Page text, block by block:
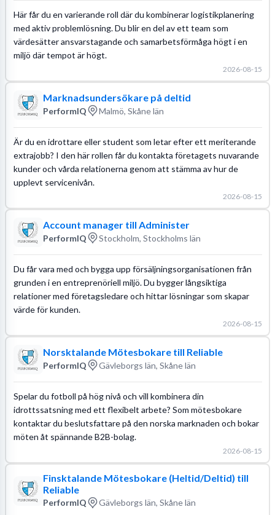
Här får du en varierande roll där du kombinerar logistikplanering
med aktiv problemlösning. Du blir en del av ett team som
värdesätter ansvarstagande och samarbetsförmåga högt i en
miljö där tempot är högt.
2026-08-15
Marknadsundersökare på deltid
PerformIQ Malmö, Skåne län
Är du en idrottare eller student som letar efter ett meriterande
extrajobb? I den här rollen får du kontakta företagets nuvarande
kunder och vårda relationerna genom att stämma av hur de
upplevt servicenivån.
2026-08-15
Account manager till Administer
PerformIQ Stockholm, Stockholms län
Du får vara med och bygga upp försäljningsorganisationen från
grunden i en entreprenöriell miljö. Du bygger långsiktiga
relationer med företagsledare och hittar lösningar som skapar
värde för kunden.
2026-08-15
Norsktalande Mötesbokare till Reliable
PerformIQ Gävleborgs län, Skåne län
Spelar du fotboll på hög nivå och vill kombinera din
idrottssatsning med ett flexibelt arbete? Som mötesbokare
kontaktar du beslutsfattare på den norska marknaden och bokar
möten åt spännande B2B-bolag.
2026-08-15
Finsktalande Mötesbokare (Heltid/Deltid) till
Reliable
PerformIQ Gävleborgs län, Skåne län